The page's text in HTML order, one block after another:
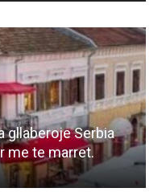
Kullen ne DUKAGJIN e
qe ke vite Deputet aq